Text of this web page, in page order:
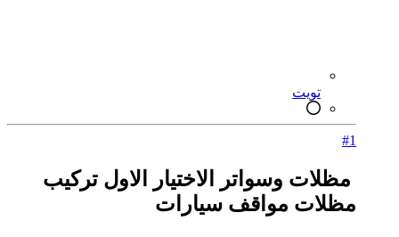
تويت
#1
مظلات وسواتر الاختيار الاول تركيب
مظلات مواقف سيارات